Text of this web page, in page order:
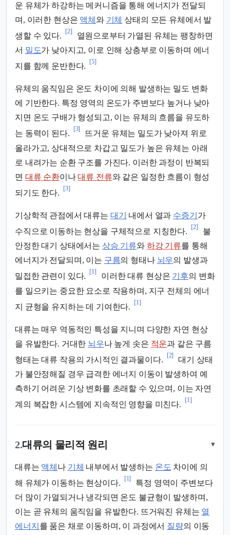
운 유체가 하강하는 메커니즘을 통해 에너지가 전달되
며, 이러한 현상은 액체 와 기체 상태의 모든 유체에서 발
생할 수 있다.
[2]
열원으로부터 가열된 유체는 팽창하면
서 밀도가 낮아지고, 이로 인해 상층부로 이동하며 에너
지를 함께 운반한다.
[5]
유체의 움직임은 온도 차이에 의해 발생하는 밀도 변화
에 기반한다. 특정 영역의 온도가 주변보다 높거나 낮아
지면 온도 구배가 형성되고, 이는 유체의 흐름을 유도하
는 동력이 된다.
[3]
뜨거운 유체는 밀도가 낮아져 위로
올라가고, 상대적으로 차갑고 밀도가 높은 유체는 아래
로 내려가는 순환 구조를 가진다. 이러한 과정이 반복되
면 대류 순환이나대류 전류와 같은 일정한 흐름이 형성
되기도 한다.
[3]
기상학적 관점에서 대류는 대기 내에서 열과 수증기 가
수직으로 이동하는 현상을 구체적으로 지칭한다.
[2]
불
안정한 대기 상태에서는 상승 기류와 하강 기류를 통해
에너지가 전달되며, 이는 구름의 형태나 뇌우의 발생과
밀접한 관련이 있다.
[1]
이러한 대류 현상은 기후의 변화
를 일으키는 중요한 요소로 작용하며, 지구 전체의 에너
지 균형을 유지하는 데 기여한다.
[1]
대류는 매우 역동적인 특성을 지니며 다양한 자연 현상
을 유발한다. 거대한 뇌우나 높게 솟은 적운과 같은 구름
형태는 대류 작용의 가시적인 결과물이다.
[2]
대기 상태
가 불안정해질 경우 급격한 에너지 이동이 발생하여 예
측하기 어려운 기상 변화를 초래할 수 있으며, 이는 자연
계의 복잡한 시스템에 지속적인 영향을 미친다.
[1]
2.대류의 물리적 원리 ▾
대류는 액체 나 기체 내부에서 발생하는 온도 차이에 의
해 유체가 이동하는 현상이다.
[1]
특정 영역이 주변보다
더 많이 가열되거나 냉각되면 온도 불균형이 발생하며,
이는 곧 유체의 움직임을 유발한다. 뜨거워진 유체는 열
에너지 를 품은 채로 이동하며, 이 과정에서 질량의 이동